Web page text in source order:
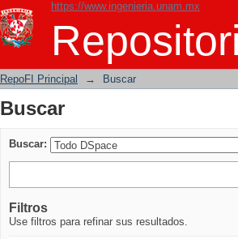
https://www.ingenieria.unam.mx
Buscar
RepoFI Principal → Buscar
Buscar
Buscar:
Filtros
Use filtros para refinar sus resultados.